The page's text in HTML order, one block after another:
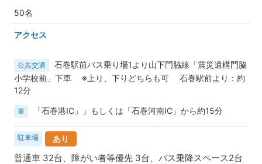
50名
アクセス
公共交通
石巻駅前バス乗り場1より山下門脇線「震災遺構門脇
小学校前」下車 ※上り、下りどちらも可 石巻駅前より：約
12分
車 「石巻港IC」」もしくは「石巻河南IC」から約15分
駐車場 あり
普通車 32台、障がい者等優先 3台、バス乗降スペース2台